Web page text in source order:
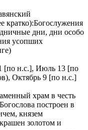
кратко):Богослужения
дни, дни особо
усопших
[по н.с.], Июль 13 [по
Октябрь 9 [по н.с.]
храм в честь
построен в
князем
золотом и